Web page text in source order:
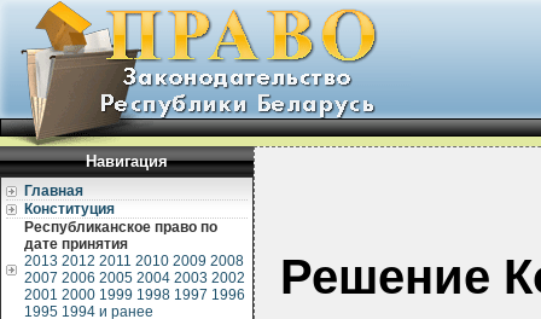
Навигация
Главная
Конституция
Республиканское право по
дате принятия
2013 2012 2011 2010 2009 2008
2007 2006 2005 2004 2003 2002
2001 2000 1999 1998 1997 1996
1995 1994 и ранее
Решение